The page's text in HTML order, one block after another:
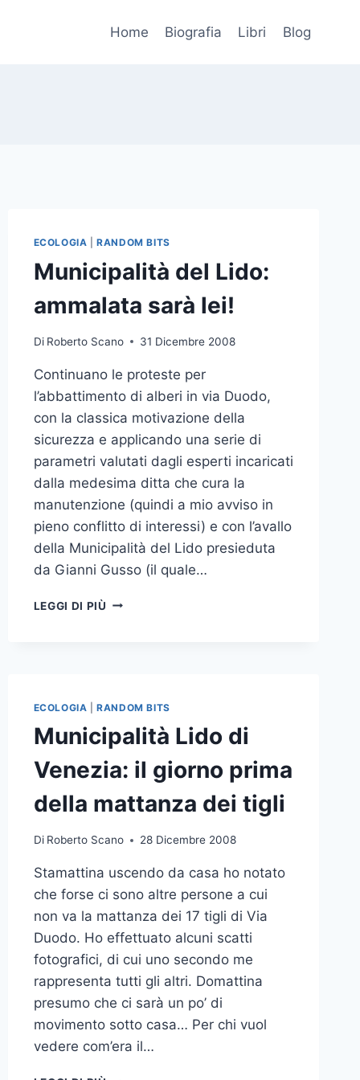
Home Biografia Libri Blog
ECOLOGIA |RANDOM BITS
Municipalità del Lido:
ammalata sarà lei!
Di Roberto Scano 31 Dicembre 2008
Continuano le proteste per
l’abbattimento di alberi in via Duodo,
con la classica motivazione della
sicurezza e applicando una serie di
parametri valutati dagli esperti incaricati
dalla medesima ditta che cura la
manutenzione (quindi a mio avviso in
pieno conflitto di interessi) e con l’avallo
della Municipalità del Lido presieduta
da Gianni Gusso (il quale…
LEGGI DI PIÙ MUNICIPALITÀ
ECOLOGIA |RANDOM BITS
Municipalità Lido di
Venezia: il giorno prima
della mattanza dei tigli
Di Roberto Scano 28 Dicembre 2008
Stamattina uscendo da casa ho notato
che forse ci sono altre persone a cui
non va la mattanza dei 17 tigli di Via
Duodo. Ho effettuato alcuni scatti
fotografici, di cui uno secondo me
rappresenta tutti gli altri. Domattina
presumo che ci sarà un po’ di
movimento sotto casa… Per chi vuol
vedere com’era il…